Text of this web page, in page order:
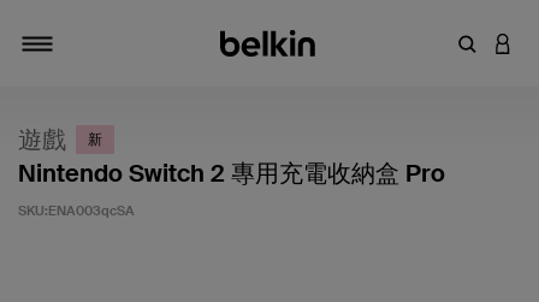
輸入關鍵
登入
遊戲 新
Nintendo Switch 2 專用充電收納盒 Pro
SKU:ENA003qcSA